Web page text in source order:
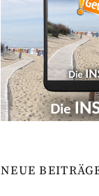
NEUE